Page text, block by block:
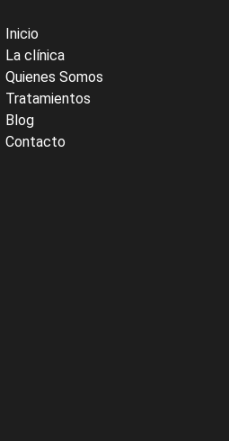
Inicio
La clínica
Quienes Somos
Tratamientos
Blog
Contacto